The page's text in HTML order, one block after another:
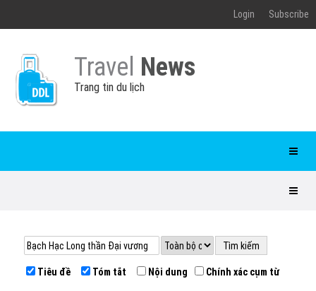
Login Subscribe
Travel News
Trang tin du lịch
Tiêu đề Tóm tắt Nội dung Chính xác cụm từ